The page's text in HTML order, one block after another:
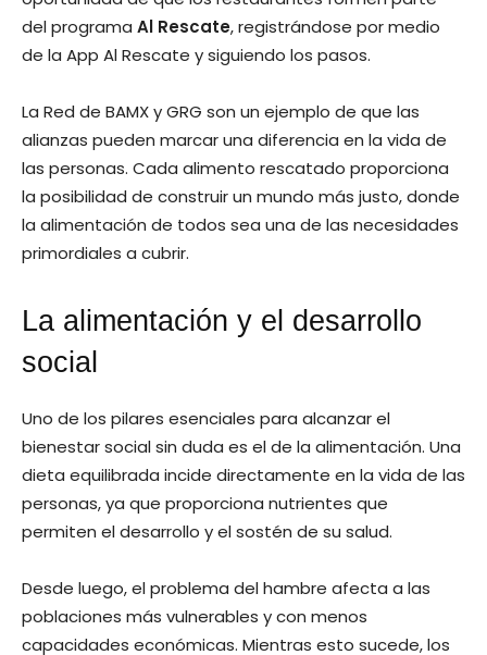
del programa Al Rescate, registrándose por medio
de la App Al Rescate y siguiendo los pasos.
La Red de BAMX y GRG son un ejemplo de que las
alianzas pueden marcar una diferencia en la vida de
las personas. Cada alimento rescatado proporciona
la posibilidad de construir un mundo más justo, donde
la alimentación de todos sea una de las necesidades
primordiales a cubrir.
La alimentación y el desarrollo
social
Uno de los pilares esenciales para alcanzar el
bienestar social sin duda es el de la alimentación. Una
dieta equilibrada incide directamente en la vida de las
personas, ya que proporciona nutrientes que
permiten el desarrollo y el sostén de su salud.
Desde luego, el problema del hambre afecta a las
poblaciones más vulnerables y con menos
capacidades económicas. Mientras esto sucede, los